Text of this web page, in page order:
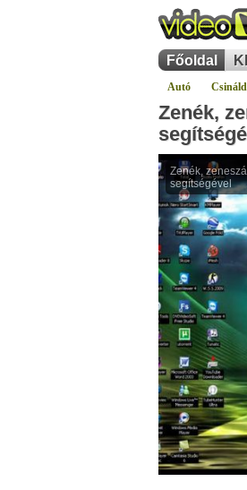
Főoldal
Autó
Zenék,